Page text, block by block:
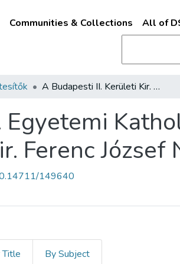
Communities & Collections All of
A Budapesti II. Kerületi Kir. Egyetemi Katholikus Főgimnázium és a vele kapcsolatos M. Kir. Ferenc József Nevelő Intézet
Ferenc
149640
Title By Subject